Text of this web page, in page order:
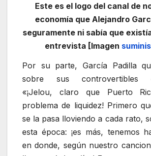
Este es el logo del canal de
economía que Alejandro
seguramente ni sabía que
entrevista [Imagen
Por su parte, García Padilla
sobre sus controvertibles
«¡Jelou, claro que Puerto
problema de liquidez! Primero
se la pasa lloviendo a cada rato,
esta época: ¡es más, tenemos
en donde, según nuestro